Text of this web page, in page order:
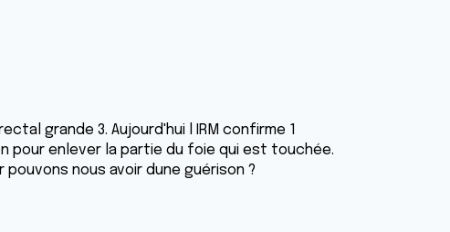
grande 3. Aujourd'hui l IRM confirme 1
pour enlever la partie du foie qui est touchée.
nous avoir dune guérison ?